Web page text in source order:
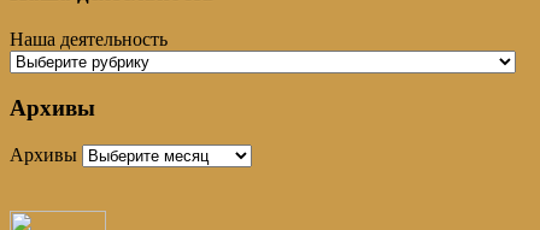
Наша деятельность
Архивы
Архивы